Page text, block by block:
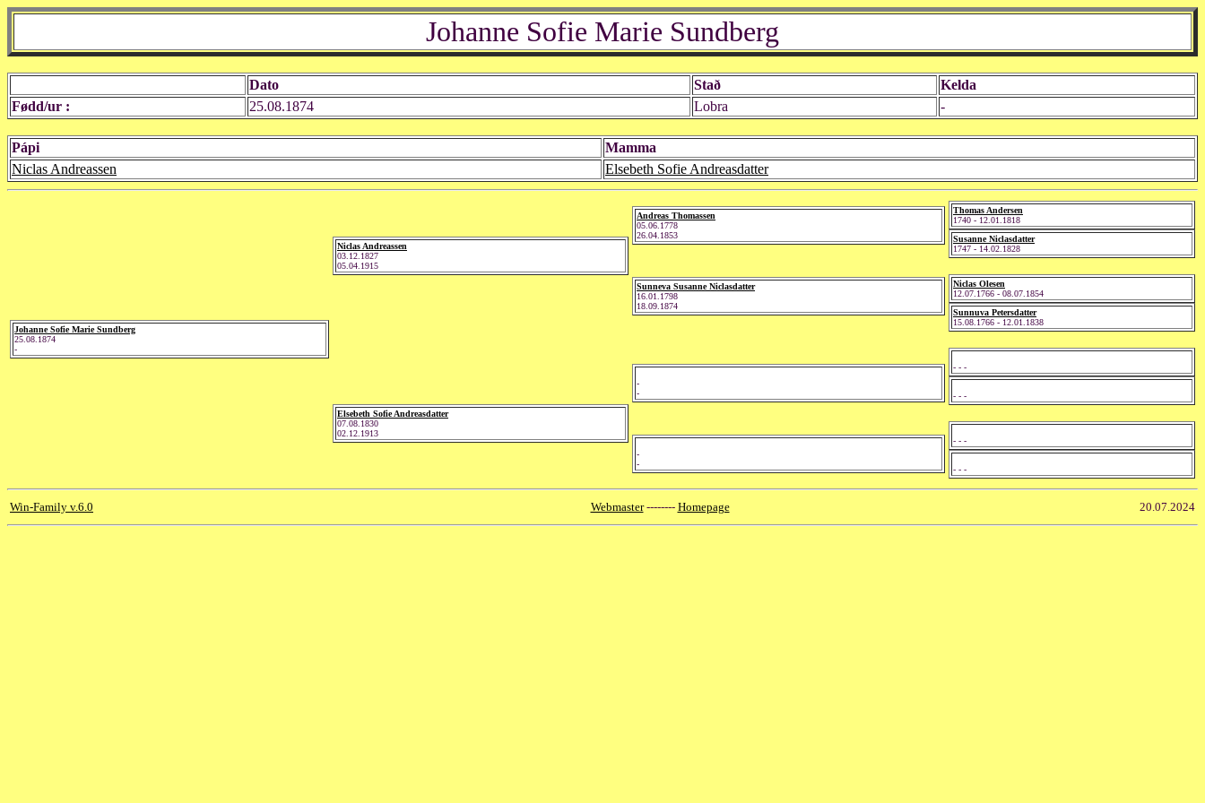
Johanne Sofie Marie Sundberg
Dato Stað
Kelda
Fødd/ur :
25.08.1874 Lobra -
Pápi
Mamma
Niclas Andreassen
Elsebeth Sofie Andreasdatter
Johanne Sofie Marie Sundberg
25.08.1874
-
Niclas Andreassen
03.12.1827
05.04.1915
Elsebeth Sofie Andreasdatter
07.08.1830
02.12.1913
Andreas Thomassen
05.06.1778
26.04.1853
Sunneva Susanne Niclasdatter
16.01.1798
18.09.1874
-
-
-
-
Thomas Andersen
1740 - 12.01.1818
Susanne Niclasdatter
1747 - 14.02.1828
Niclas Olesen
12.07.1766 - 08.07.1854
Sunnuva Petersdatter
15.08.1766 - 12.01.1838
- - -
- - -
- - -
- - -
Win-Family v.6.0 Webmaster-------- Homepage 20.07.2024